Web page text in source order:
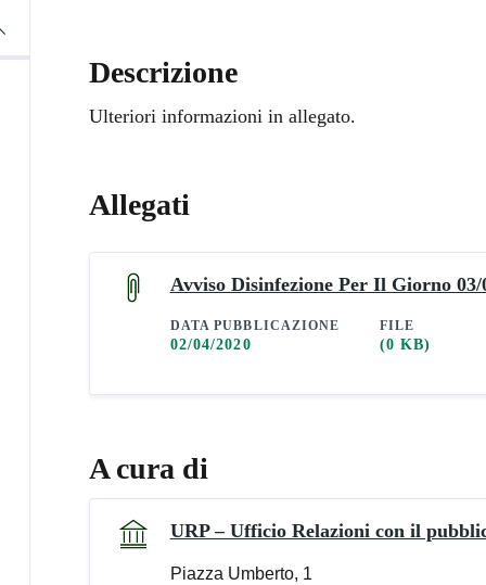
Descrizione
Ulteriori informazioni in allegato.
Allegati
Avviso Disinfezione Per Il Giorno 03/
DATA PUBBLICAZIONE
02/04/2020
FILE
(0 KB)
A cura di
URP – Ufficio Relazioni con il
Piazza Umberto, 1